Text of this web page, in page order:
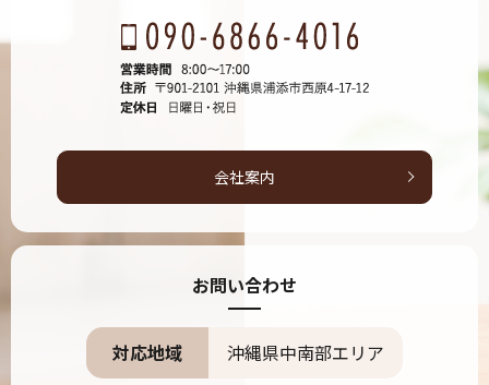
会社案内
お問い合わせ
対応地域
沖縄県中南部エリア